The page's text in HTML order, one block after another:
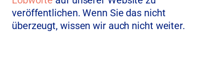
veröffentlichen. Wenn Sie das nicht
überzeugt, wissen wir auch nicht weiter.